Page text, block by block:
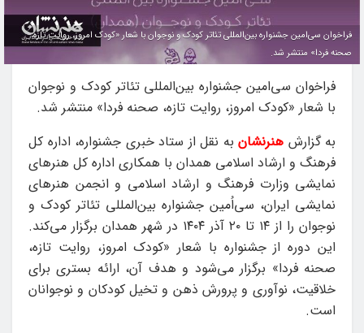
فراخوان سی‌امین جشنواره بین‌المللی تئاتر کودک و نوجوان با شعار «کودک امروز، روایت تازه،
صحنه فردا» منتشر شد.
فراخوان سی‌امین جشنواره بین‌المللی تئاتر کودک و نوجوان
با شعار «کودک امروز، روایت تازه، صحنه فردا» منتشر شد.
به گزارش هنرنشان به نقل از ستاد خبری جشنواره، اداره کل
فرهنگ و ارشاد اسلامی همدان با همکاری اداره کل هنرهای
نمایشی وزارت فرهنگ و ارشاد اسلامی و انجمن هنرهای
نمایشی ایران، سی‌اُمین جشنواره بین‌المللی تئاتر کودک و
نوجوان را از ۱۴ تا ۲۰ آذر ۱۴۰۴ در شهر همدان برگزار می‌کند.
این دوره از جشنواره با شعار «کودک امروز، روایت تازه،
صحنه فردا» برگزار می‌شود و هدف آن، ارائه بستری برای
خلاقیت، نوآوری و پرورش ذهن و تخیل کودکان و نوجوانان
است.